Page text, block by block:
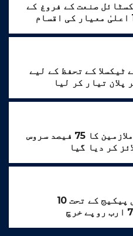
صنعت کے فروغ کے
لئے کپاس کی 14 اعلیٰ معیار کی اقسام
ٹیکسلا کے تحفظ کے لیے
پلان تیار کر لیا
وفاقی سرکاری ملازمین کا 75 فیصد سروس
کر دیا گیا
کوہلو ترقیاتی پیکیج کے تحت 10